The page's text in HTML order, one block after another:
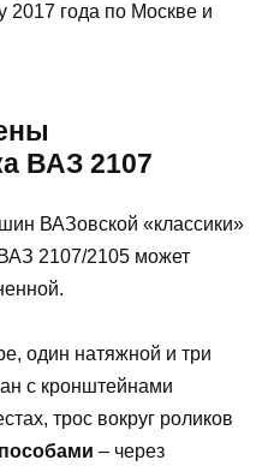
2017 года по Москве и
ВАЗ 2107
ВАЗовской «классики»
2107/2105 может
один натяжной и три
с кронштейнами
трос вокруг роликов
– через